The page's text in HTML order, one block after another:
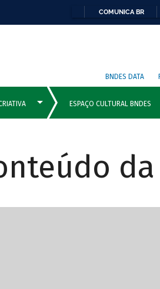
COMUNICA BR
BNDES DATA
da